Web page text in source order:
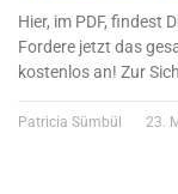
Hier, im PDF, findest
Fordere jetzt das
kostenlos an! Zur
Patricia Sümbül 23.